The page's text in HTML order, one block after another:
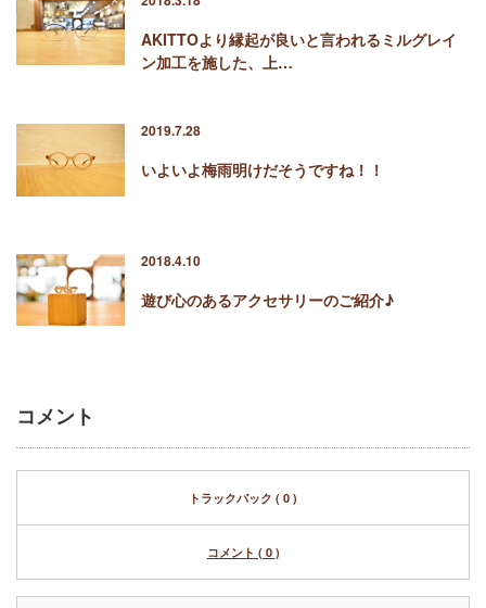
AKITTOより縁起が良いと言われるミルグレイ
ン加工を施した、上…
2019.7.28
いよいよ梅雨明けだそうですね！！
2018.4.10
遊び心のあるアクセサリーのご紹介♪
コメント
トラックバック ( 0 )
コメント ( 0 )